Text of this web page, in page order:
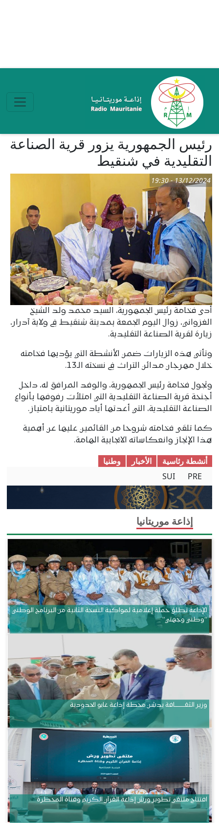
رئيس الجمهورية يزور قرية الصناعة
التقليدية في شنقيط
13/12/2024 - 19:30
أدى فخامة رئيس الجمهورية، السيد محمد ولد الشيخ
الغزواني، زوال اليوم الجمعة بمدينة شنقيط في ولاية آدرار،
زيارة لقرية الصناعة التقليدية.
وتأتي هذه الزيارات ضمن الأنشطة التي يؤديها فخامته
خلال مهرجان مدائن التراث في نسخته الـ13.
وتجول فخامة رئيس الجمهورية، والوفد المرافق له، داخل
أجنحة قرية الصناعة التقليدية التي امتلأت رفوفها بأنواع
الصناعة التقليدية، التي أعدتها أياد موريتانية بامتياز.
كما تلقى فخامته شروحا من القائمين عليها عن أهمية
هذا الإنجاز وانعكاساته الايجابية الهامة.
أنشطة رئاسية الأخبار
وطنیا
PRE
SUI
إذاعة موريتانيا
الإذاعة تطلق حملة إعلامية لمواكبة النسخة الثانية من البرنامج الوطني
“وطني وجهتي”
وزير الثقــــــــــافة يدشن محطة إذاعة غابو الحدودية
افتتاح ملتقى تطوير ورش إذاعة القرآن الكريم وقناة المحظرة